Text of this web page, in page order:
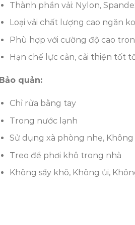
Thành phần vải: Nylon,
Loại vải chất lượng cao ngăn
Phù hợp với cường độ cao
Hạn chế lực cản, cải thiện tốt
Bảo quản:
Chỉ rửa bằng tay
Trong nước lạnh
Sử dụng xà phòng nhẹ, Không
Treo để phơi khô trong nhà
Không sấy khô, Không ủi,